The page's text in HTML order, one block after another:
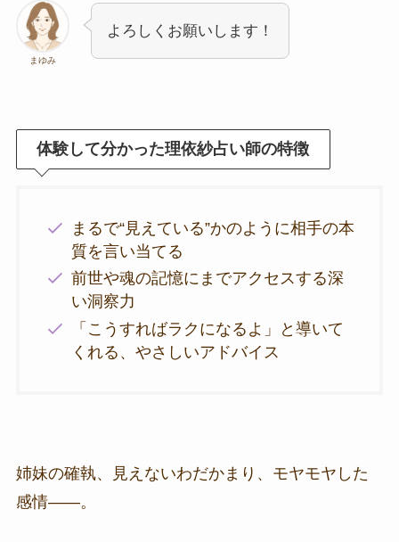
まゆみ
よろしくお願いします！
体験して分かった理依紗占い師の特徴
まるで“見えている”かのように相手の本
質を言い当てる
前世や魂の記憶にまでアクセスする深
い洞察力
「こうすればラクになるよ」と導いて
くれる、やさしいアドバイス
姉妹の確執、見えないわだかまり、モヤモヤした
感情――。